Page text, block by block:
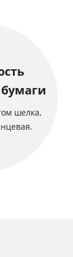
шелка,